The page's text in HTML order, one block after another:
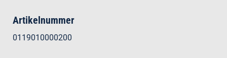
Artikelnummer
0119010000200